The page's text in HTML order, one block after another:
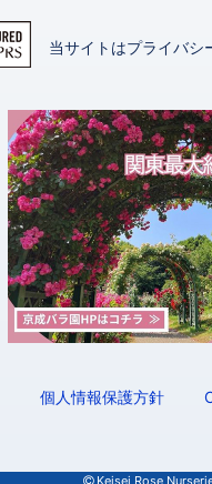
当サイトはプライバシ
個人情報保護方針
Keisei Rose